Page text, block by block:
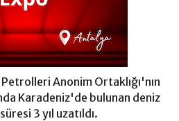
Anonim Ortaklığı'nın
Karadeniz'de bulunan deniz
3 yıl uzatıldı.